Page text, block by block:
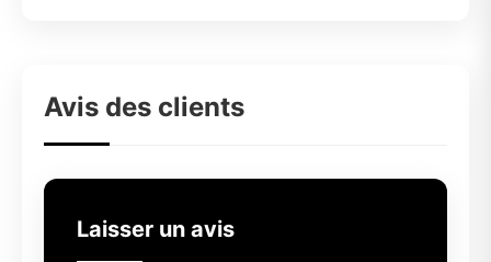
Avis des clients
Laisser un avis